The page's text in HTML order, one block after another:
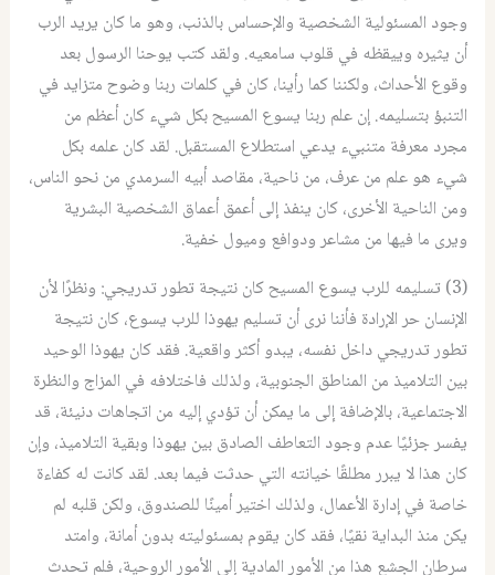
وجود المسئولية الشخصية والإحساس بالذنب، وهو ما كان يريد الرب
أن يثيره وييقظه في قلوب سامعيه. ولقد كتب يوحنا الرسول بعد
وقوع الأحداث، ولكننا كما رأينا، كان في كلمات ربنا وضوح متزايد في
التنبؤ بتسليمه. إن علم ربنا يسوع المسيح بكل شيء كان أعظم من
مجرد معرفة متنبيء يدعي استطلاع المستقبل. لقد كان علمه بكل
شيء هو علم من عرف، من ناحية، مقاصد أبيه السرمدي من نحو الناس،
ومن الناحية الأخرى، كان ينفذ إلى أعمق أعماق الشخصية البشرية
ويرى ما فيها من مشاعر ودوافع وميول خفية.
(3) تسليمه للرب يسوع المسيح كان نتيجة تطور تدريجي: ونظرًا لأن
الإنسان حر الإرادة فأننا نرى أن تسليم يهوذا للرب يسوع، كان نتيجة
تطور تدريجي داخل نفسه، يبدو أكثر واقعية. فقد كان يهوذا الوحيد
بين التلاميذ من المناطق الجنوبية، ولذلك فاختلافه في المزاج والنظرة
الاجتماعية، بالإضافة إلى ما يمكن أن تؤدي إليه من اتجاهات دنيئة، قد
يفسر جزئيًا عدم وجود التعاطف الصادق بين يهوذا وبقية التلاميذ، وإن
كان هذا لا يبرر مطلقًا خيانته التي حدثت فيما بعد. لقد كانت له كفاءة
خاصة في إدارة الأعمال، ولذلك اختير أمينًا للصندوق، ولكن قلبه لم
يكن منذ البداية نقيًا، فقد كان يقوم بمسئوليته بدون أمانة، وامتد
سرطان الجشع هذا من الأمور المادية إلى الأمور الروحية، فلم تحدث